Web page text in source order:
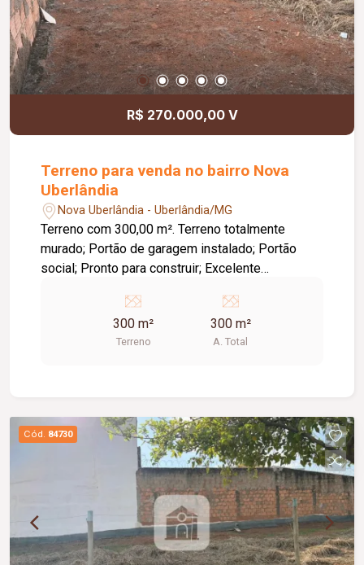
privacidade e funcionalidade.
R$ 270.000,00 V
Terreno para venda no bairro Nova
Uberlândia
Nova Uberlândia - Uberlândia/MG
Terreno com 300,00 m². Terreno totalmente
murado; Portão de garagem instalado; Portão
social; Pronto para construir; Excelente
Próximo a comércios, escolas e diversos
praticidade e uma excelente oportunidade de
300 m²
Terreno
300 m²
A. Total
Cód. 84730